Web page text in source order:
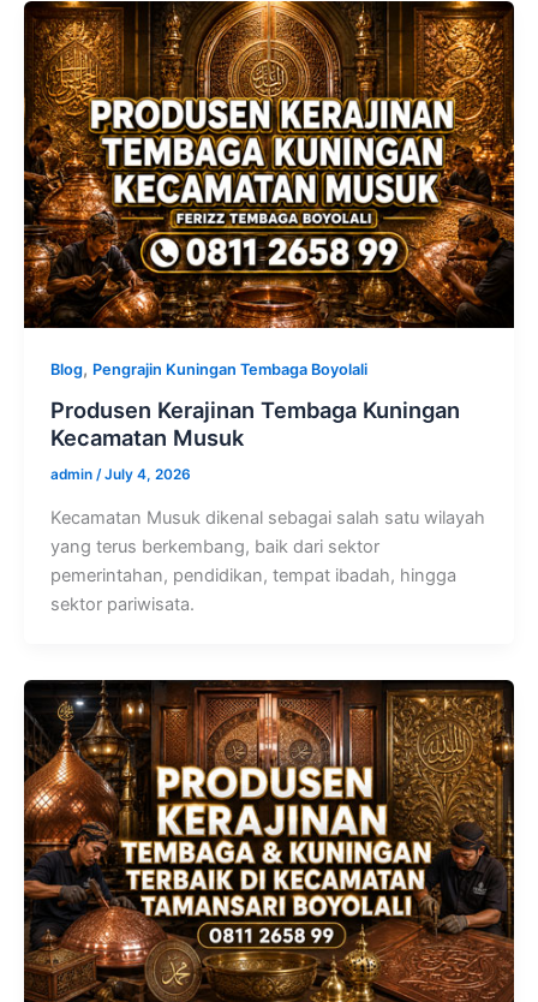
Blog, Pengrajin Kuningan Tembaga Boyolali
Produsen Kerajinan Tembaga Kuningan
Kecamatan Musuk
admin /July 4, 2026
Kecamatan Musuk dikenal sebagai salah satu wilayah
yang terus berkembang, baik dari sektor
pemerintahan, pendidikan, tempat ibadah, hingga
sektor pariwisata.